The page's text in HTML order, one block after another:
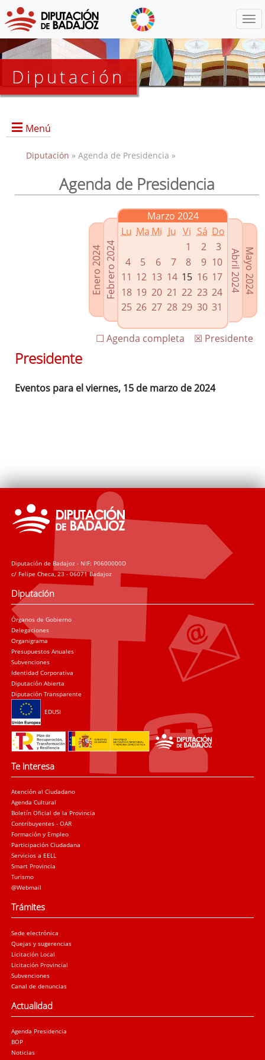
Diputación
Menú
Presidencia
Enlaces relacionados
Agenda de Presidencia
Plenos provinciales y Juntas de gobierno
Oficina de Proyectos Europeos
Diputación » Agenda de Presidencia »
Agenda de Presidencia
Enero 2024Febrero 2024
Marzo 2024
Lu Ma Mi Ju Vi Sá Do
1
2
3
4
5 6 7 8 9 10
11 12 13 14 15 16 17
18 19 20 21 22 23 24
25 26 27 28 29 30 31
Mayo 2024
Abril 2024
☒ Presidente
☐ Agenda completa
Presidente
Eventos para el viernes, 15 de marzo de 2024
Diputación de Badajoz - NIF: P0600000D
c/ Felipe Checa, 23 - 06071 Badajoz
Diputación
Órganos de Gobierno
Delegaciones
Organigrama
Presupuestos Anuales
Subvenciones
Identidad Corporativa
Diputación Abierta
Diputación Transparente
EDUSI
Te interesa
Atención al Ciudadano
Agenda Cultural
Boletín Oficial de la Provincia
Contribuyentes - OAR
Formación y Empleo
Participación Ciudadana
Servicios a EELL
Smart Provincia
Turismo
@Webmail
Trámites
Sede electrónica
Quejas y sugerencias
Licitación Local
Licitación Provincial
Subvenciones
Canal de denuncias
Actualidad
Agenda Presidencia
BOP
Noticias